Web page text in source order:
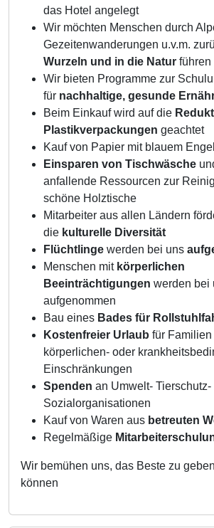
das Hotel angelegt
Wir möchten Menschen durch
Gezeitenwanderungen u.v.m.
Wurzeln und in die Natur führen
Wir bieten Programme zur
für nachhaltige, gesunde
Beim Einkauf wird auf die
Plastikverpackungen geachtet
Kauf von Papier mit blauem Engel
Einsparen von Tischwäsche
anfallende Ressourcen zur
schöne Holztische
Mitarbeiter aus allen Ländern
die kulturelle Diversität
Flüchtlinge werden bei uns
Menschen mit körperlichen
Beeinträchtigungen werden bei
aufgenommen
Bau eines Bades für
Kostenfreier Urlaub für
körperlichen- oder
Einschränkungen
Spenden an Umwelt- Tierschutz-
Sozialorganisationen
Kauf von Waren aus betreuten
Regelmäßige
Wir bemühen uns, das Beste zu
können